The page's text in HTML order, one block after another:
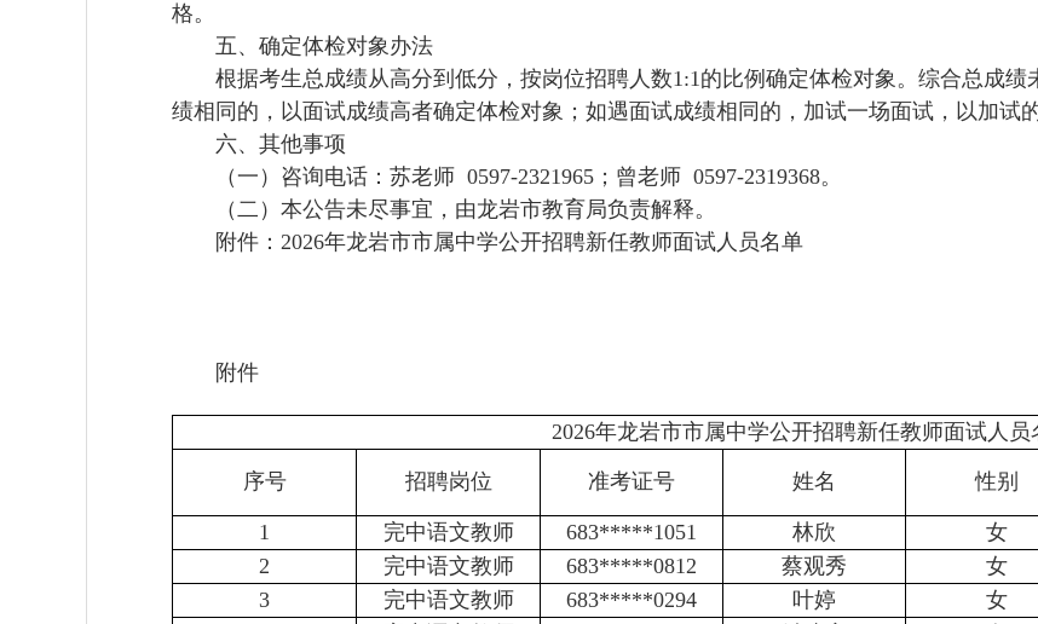
格。
五、确定体检对象办法
根据考生总成绩从高分到低分，按岗位招聘人数1:1的比例确定体检对象。综合总成绩
绩相同的，以面试成绩高者确定体检对象；如遇面试成绩相同的，加试一场面试，以加试
六、其他事项
（一）咨询电话：苏老师 0597-2321965； 曾老师 0597-2319368。
（二）本公告未尽事宜，由龙岩市教育局负责解释。
附件：2026年龙岩市市属中学公开招聘新任教师面试人员名单
附件
2026年龙岩市市属中学公开招聘新任教师面试人员
序号 招聘岗位 准考证号 姓名 性别
1 完中语文教师 683*****1051 林欣 女
2
完中语文教师 683*****0812 蔡观秀 女
3
完中语文教师 683*****0294 叶婷 女